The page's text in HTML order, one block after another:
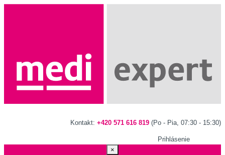
Kontakt: +420 571 616 819 (Po - Pia, 07:30 - 15:30)
Prihlásenie
×